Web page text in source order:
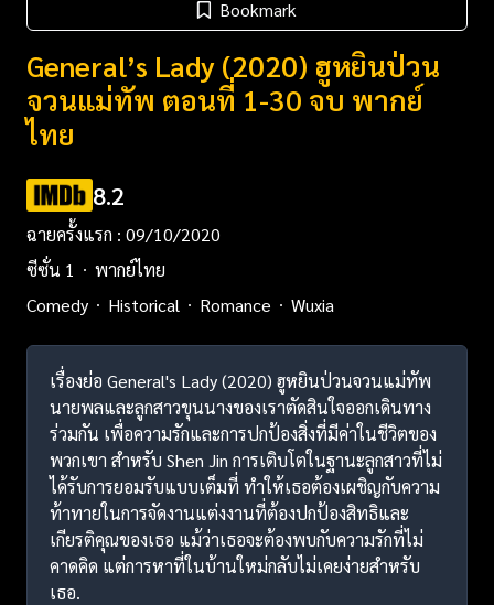
Bookmark
General’s Lady (2020) ฮูหยินป่วน
จวนแม่ทัพ ตอนที่ 1-30 จบ พากย์
ไทย
8.2
ฉายครั้งแรก : 09/10/2020
ซีซั่น 1
พากย์ไทย
Comedy
Historical Romance Wuxia
เรื่องย่อ General's Lady (2020) ฮูหยินป่วนจวนแม่ทัพ
นายพลและลูกสาวขุนนางของเราตัดสินใจออกเดินทาง
ร่วมกัน เพื่อความรักและการปกป้องสิ่งที่มีค่าในชีวิตของ
พวกเขา สำหรับ Shen Jin การเติบโตในฐานะลูกสาวที่ไม่
ได้รับการยอมรับแบบเต็มที่ ทำให้เธอต้องเผชิญกับความ
ท้าทายในการจัดงานแต่งงานที่ต้องปกป้องสิทธิและ
เกียรติคุณของเธอ แม้ว่าเธอจะต้องพบกับความรักที่ไม่
คาดคิด แต่การหาที่ในบ้านใหม่กลับไม่เคยง่ายสำหรับ
เธอ.